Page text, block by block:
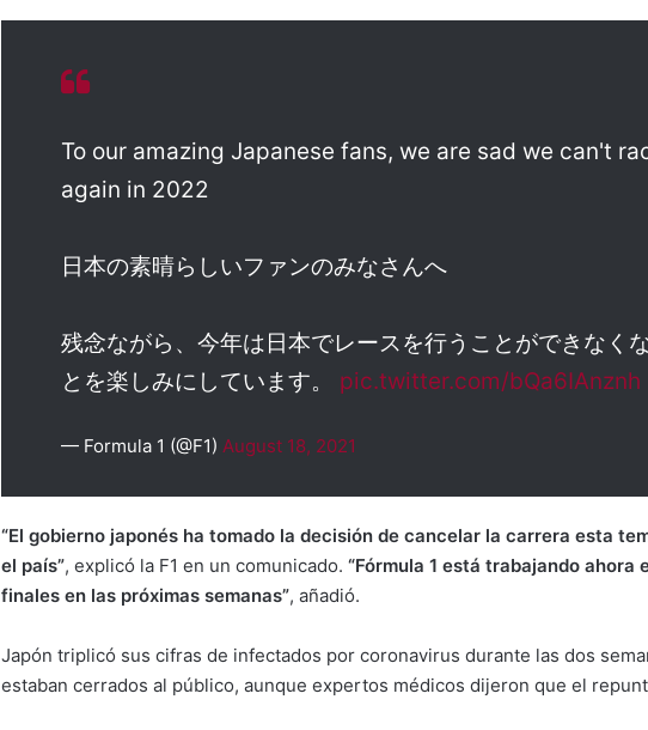
To our amazing Japanese fans, we are sad we can't
again in 2022
日本の素晴らしいファンのみなさんへ
残念ながら、今年は日本でレースを行うことができなく
とを楽しみにしています。 pic.twitter.com/bQa6IAnznh
— Formula 1 (@F1) August 18, 2021
“El gobierno japonés ha tomado la decisión de cancelar la carrera esta
el país”, explicó la F1 en un comunicado. “Fórmula 1 está trabajando
finales en las próximas semanas”, añadió.
Japón triplicó sus cifras de infectados por coronavirus durante las dos
estaban cerrados al público, aunque expertos médicos dijeron que el